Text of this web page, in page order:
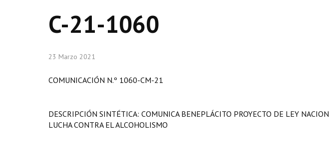
C-21-1060
23 Marzo 2021
COMUNICACIÓN N.º 1060-CM-21
DESCRIPCIÓN SINTÉTICA: COMUNICA BENEPLÁCITO PROYECTO DE LEY
LUCHA CONTRA EL ALCOHOLISMO